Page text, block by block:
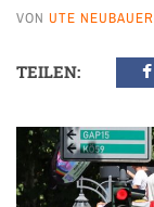
VON UTE NEUBAUER
TEILEN: